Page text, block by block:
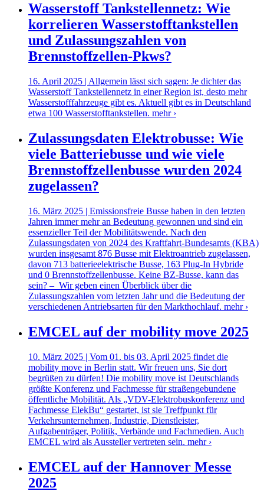
Wasserstoff Tankstellennetz: Wie
korrelieren Wasserstofftankstellen
und Zulassungszahlen von
Brennstoffzellen-Pkws?
16. April 2025 | Allgemein lässt sich sagen: Je dichter das
Wasserstoff Tankstellennetz in einer Region ist, desto mehr
Wasserstofffahrzeuge gibt es. Aktuell gibt es in Deutschland
etwa 100 Wasserstofftankstellen. mehr ›
Zulassungsdaten Elektrobusse: Wie
viele Batteriebusse und wie viele
Brennstoffzellenbusse wurden 2024
zugelassen?
16. März 2025 | Emissionsfreie Busse haben in den letzten
Jahren immer mehr an Bedeutung gewonnen und sind ein
essenzieller Teil der Mobilitätswende. Nach den
Zulassungsdaten von 2024 des Kraftfahrt-Bundesamts (KBA)
wurden insgesamt 876 Busse mit Elektroantrieb zugelassen,
davon 713 batterieelektrische Busse, 163 Plug-In Hybride
und 0 Brennstoffzellenbusse. Keine BZ-Busse, kann das
sein? – Wir geben einen Überblick über die
Zulassungszahlen vom letzten Jahr und die Bedeutung der
verschiedenen Antriebsarten für den Markthochlauf. mehr ›
EMCEL auf der mobility move 2025
10. März 2025 | Vom 01. bis 03. April 2025 findet die
mobility move in Berlin statt. Wir freuen uns, Sie dort
begrüßen zu dürfen! Die mobility move ist Deutschlands
größte Konferenz und Fachmesse für straßengebundene
öffentliche Mobilität. Als „VDV-Elektrobuskonferenz und
Fachmesse ElekBu“ gestartet, ist sie Treffpunkt für
Verkehrsunternehmen, Industrie, Dienstleister,
Aufgabenträger, Politik, Verbände und Fachmedien. Auch
EMCEL wird als Aussteller vertreten sein. mehr ›
EMCEL auf der Hannover Messe
2025